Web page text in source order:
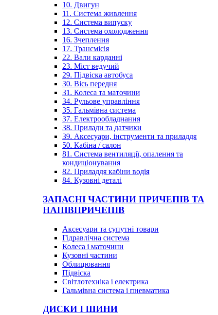
10. Двигун
11. Система живлення
12. Система випуску
13. Система охолодження
16. Зчеплення
17. Трансмісія
22. Вали карданні
23. Міст ведучий
29. Підвіска автобуса
30. Вісь передня
31. Колеса та маточини
34. Рульове управління
35. Гальмівна система
37. Електрообладнання
38. Прилади та датчики
39. Аксесуари, інструменти та приладдя
50. Кабіна / салон
81. Система вентиляції, опалення та
кондиціонування
82. Приладдя кабіни водія
84. Кузовні деталі
ЗАПАСНІ ЧАСТИНИ ПРИЧЕПІВ ТА
НАПІВПРИЧЕПІВ
Аксесуари та супутні товари
Гідравлічна система
Колеса і маточини
Кузовні частини
Облицювання
Підвіска
Світлотехніка і електрика
Гальмівна система і пневматика
ДИСКИ І ШИНИ